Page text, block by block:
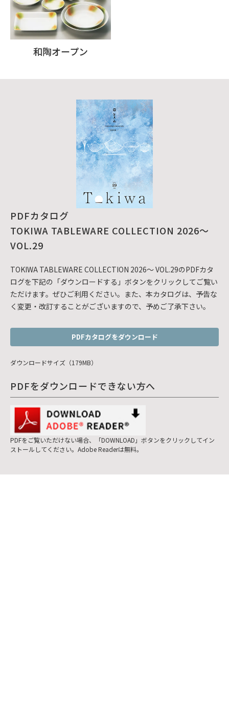
和陶オープン
PDFカタログ
TOKIWA TABLEWARE COLLECTION 2026～
VOL.29
TOKIWA TABLEWARE COLLECTION 2026～ VOL.29のPDFカタ
ログを下記の「ダウンロードする」ボタンをクリックしてご覧い
ただけます。ぜひご利用ください。また、本カタログは、予告な
く変更・改訂することがございますので、予めご了承下さい。
PDFカタログをダウンロード
ダウンロードサイズ（179MB）
PDFをダウンロードできない方へ
PDFをご覧いただけない場合、「DOWNLOAD」ボタンをクリックしてイン
ストールしてください。Adobe Readerは無料。